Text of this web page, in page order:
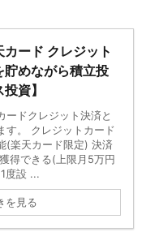
カード クレジット
めながら積立投
資】
ードクレジット決済と
す。 クレジットカード
(楽天カード限定) 決済
得できる(上限月5万円
度設 ...
を見る